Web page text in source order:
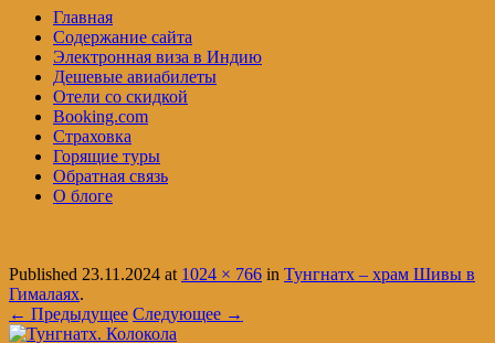
Главная
Содержание сайта
Электронная виза в Индию
Дешевые авиабилеты
Отели со скидкой
Booking.com
Страховка
Горящие туры
Обратная связь
О блоге
Published 23.11.2024 at 1024 × 766 in Тунгнатх – храм Шивы в
Гималаях.
← Предыдущее Следующее →